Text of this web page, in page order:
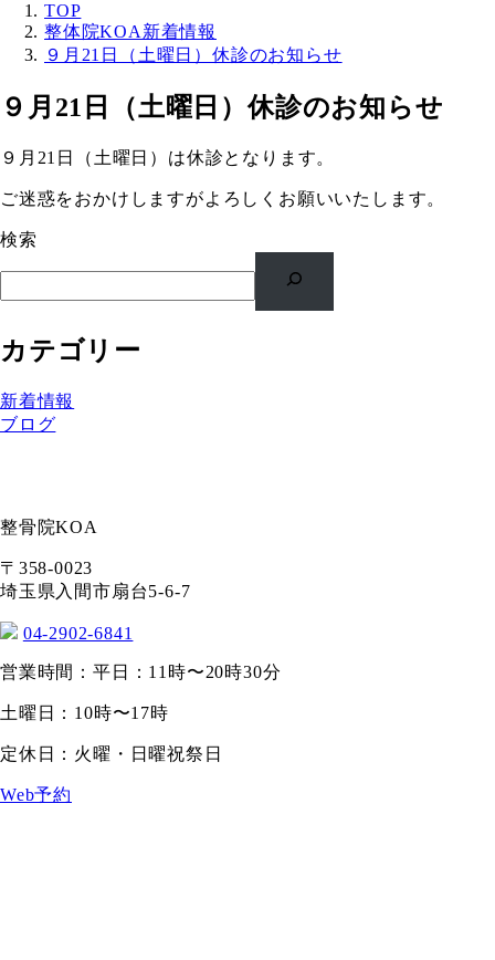
TOP
整体院KOA新着情報
９月21日（土曜日）休診のお知らせ
９月21日（土曜日）休診のお知らせ
９月21日（土曜日）は休診となります。
ご迷惑をおかけしますがよろしくお願いいたします。
検索
カテゴリー
新着情報
ブログ
整骨院KOA
〒358-0023
埼玉県入間市扇台5-6-7
04-2902-6841
営業時間：平日：11時〜20時30分
土曜日：10時〜17時
定休日：火曜・日曜祝祭日
Web予約